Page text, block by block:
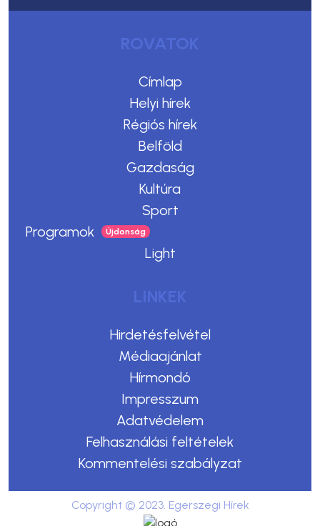
ROVATOK
Címlap
Helyi hírek
Régiós hírek
Belföld
Gazdaság
Kultúra
Sport
Programok
Light
LINKEK
Hirdetésfelvétel
Médiaajánlat
Hírmondó
Impresszum
Adatvédelem
Felhasználási feltételek
Kommentelési szabályzat
Copyright © 2023. Egerszegi Hírek